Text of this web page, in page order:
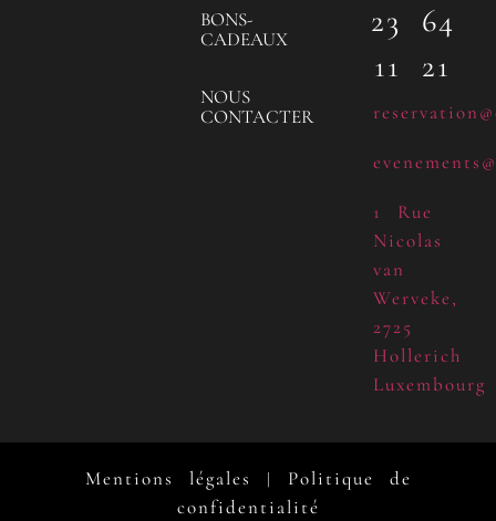
BONS-
CADEAUX
NOUS
CONTACTER
23 64
11 21
1 Rue
Nicolas
van
Werveke,
2725
Hollerich
Luxembourg
Mentions légales | Politique de
confidentialité